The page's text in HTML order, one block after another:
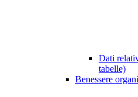
Dati
tabelle)
Benessere